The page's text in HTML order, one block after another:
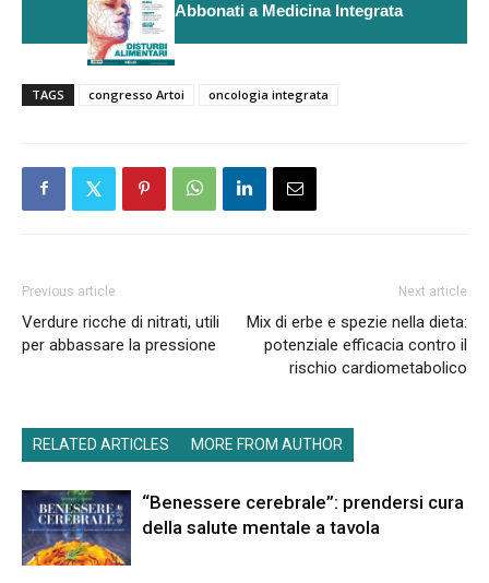
Abbonati a Medicina Integrata
TAGS congresso Artoi oncologia integrata
Previous article
Verdure ricche di nitrati, utili
per abbassare la pressione
Next article
Mix di erbe e spezie nella dieta:
potenziale efficacia contro il
rischio cardiometabolico
RELATED ARTICLES MORE FROM AUTHOR
“Benessere cerebrale”: prendersi cura
della salute mentale a tavola